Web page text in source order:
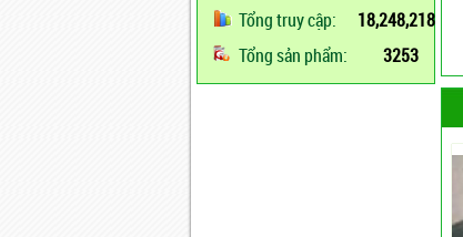
Tổng truy cập:
18,248,218
Tổng sản phẩm:
3253